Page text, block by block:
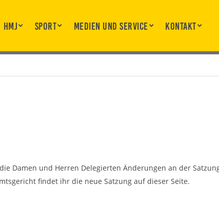
hmj Sport Medien und Service Kontakt
Damen und Herren Delegierten Änderungen an der
findet ihr die neue Satzung auf dieser Seite.